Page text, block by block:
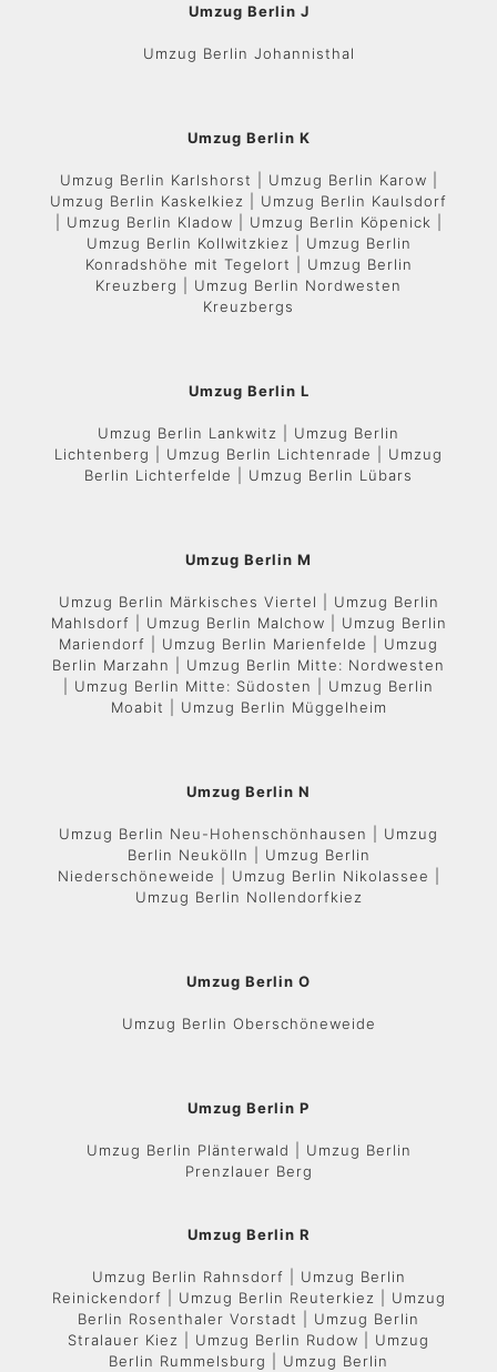
Umzug Berlin J
Umzug Berlin Johannisthal
Umzug Berlin K
Umzug Berlin Karlshorst | Umzug Berlin Karow |
Umzug Berlin Kaskelkiez | Umzug Berlin Kaulsdorf
| Umzug Berlin Kladow | Umzug Berlin Köpenick |
Umzug Berlin Kollwitzkiez | Umzug Berlin
Konradshöhe mit Tegelort | Umzug Berlin
Kreuzberg | Umzug Berlin Nordwesten
Kreuzbergs
Umzug Berlin L
Umzug Berlin Lankwitz | Umzug Berlin
Lichtenberg | Umzug Berlin Lichtenrade | Umzug
Berlin Lichterfelde | Umzug Berlin Lübars
Umzug Berlin M
Umzug Berlin Märkisches Viertel | Umzug Berlin
Mahlsdorf | Umzug Berlin Malchow | Umzug Berlin
Mariendorf | Umzug Berlin Marienfelde | Umzug
Berlin Marzahn | Umzug Berlin Mitte: Nordwesten
| Umzug Berlin Mitte: Südosten | Umzug Berlin
Moabit | Umzug Berlin Müggelheim
Umzug Berlin N
Umzug Berlin Neu-Hohenschönhausen | Umzug
Berlin Neukölln | Umzug Berlin
Niederschöneweide | Umzug Berlin Nikolassee |
Umzug Berlin Nollendorfkiez
Umzug Berlin O
Umzug Berlin Oberschöneweide
Umzug Berlin P
Umzug Berlin Plänterwald | Umzug Berlin
Prenzlauer Berg
Umzug Berlin R
Umzug Berlin Rahnsdorf | Umzug Berlin
Reinickendorf | Umzug Berlin Reuterkiez | Umzug
Berlin Rosenthaler Vorstadt | Umzug Berlin
Stralauer Kiez | Umzug Berlin Rudow | Umzug
Berlin Rummelsburg | Umzug Berlin